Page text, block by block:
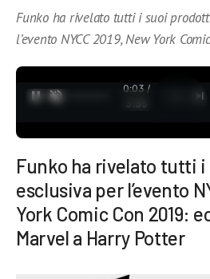
Funko ha rivelato tutti i suoi
l’evento NYCC 2019, New York
0:04 /
3:35
Funko ha rivelato tutti
esclusiva per l’evento
York Comic Con 2019:
Marvel a Harry Potter